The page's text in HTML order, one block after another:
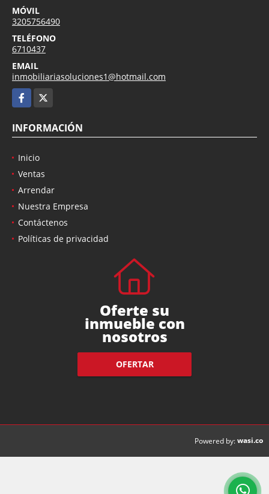
MÓVIL
3205756490
TELÉFONO
6710437
EMAIL
inmobiliariasoluciones1@hotmail.com
Facebook
INFORMACIÓN
Inicio
Ventas
Arrendar
Nuestra Empresa
Contáctenos
Políticas de privacidad
Oferte su
inmueble con
nosotros
OFERTAR
Powered by:wasi.co